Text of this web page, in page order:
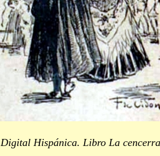
Hispánica. Libro La